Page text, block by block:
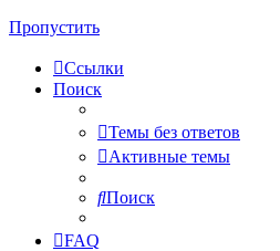
Пропустить
Ссылки
Поиск
Темы без ответов
Активные темы
Поиск
FAQ